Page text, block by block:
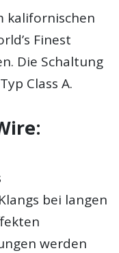
kalifornischen
Finest
Die Schaltung
Class A.
bei langen
werden